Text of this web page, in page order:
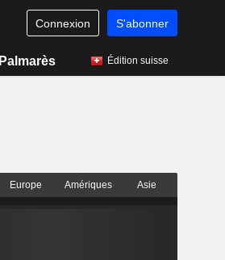
Connexion S'abonner
Palmarès Édition suisse
Europe Amériques Asie